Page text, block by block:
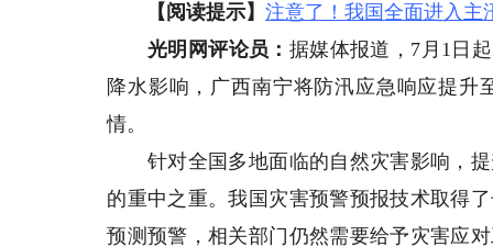
【阅读提示】注意了！我国全面进入
光明网评论员： 据媒体报道，7月1日
降水影响，广西南宁将防汛应急响应提
情。
针对全国多地面临的自然灾害影响，提
的重中之重。我国灾害预警预报技术取得
预测预警，相关部门仍然需要给予灾害应